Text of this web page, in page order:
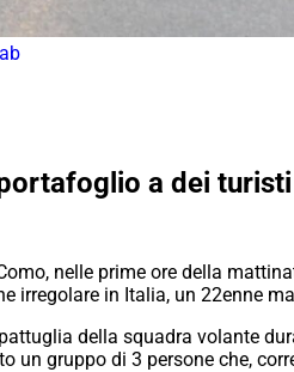
a dei
nelle prime ore della
irregolare in Italia, un 22enne
della squadra volante
un gruppo di 3 persone che,